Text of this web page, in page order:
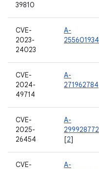
39810
CVE-
2023-
24023
A-
255601934
CVE-
2024-
49714
A-
271962784
CVE-
2025-
26454
A-
299928772
[2]
CVE-
A-